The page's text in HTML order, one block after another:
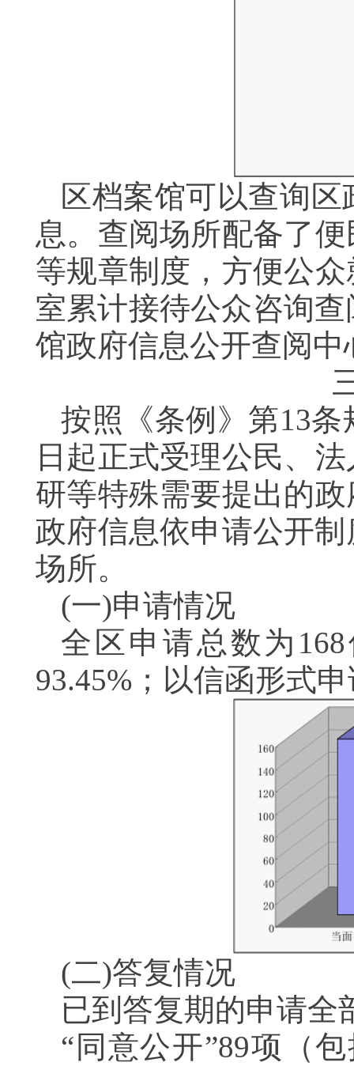
区档案馆可以查询
息。查阅场所配备了
等规章制度，方便公
室累计接待公众咨询
馆政府信息公开查阅
按照《条例》第13
日起正式受理公民、
研等特殊需要提出的
政府信息依申请公开
场所。
(一)申请情况
全区申请总数为
93.45%；以信函形式
(二)答复情况
已到答复期的申请全
“同意公开”89项（